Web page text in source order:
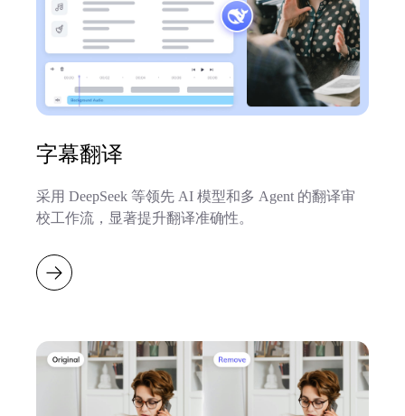
字幕翻译
采用 DeepSeek 等领先 AI 模型和多 Agent 的翻译审
校工作流，显著提升翻译准确性。